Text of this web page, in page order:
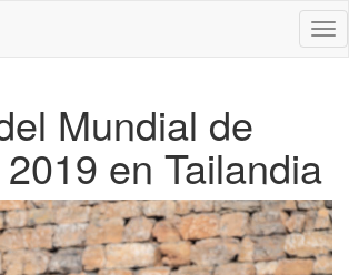
Mundial de
en Tailandia